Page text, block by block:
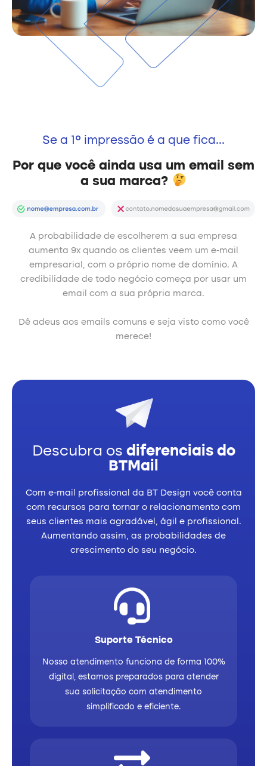
Se a 1º impressão é a que fica...
Por que você ainda usa um email sem
a sua marca?
A probabilidade de escolherem a sua empresa
aumenta 9x quando os clientes veem um e-mail
empresarial, com o próprio nome de domínio. A
credibilidade de todo negócio começa por usar um
email com a sua própria marca.
Dê adeus aos emails comuns e seja visto como você
merece!
Descubra os diferenciais do
BTMail
Com e-mail profissional da BT Design você conta
com recursos para tornar o relacionamento com
seus clientes mais agradável, ágil e profissional.
Aumentando assim, as probabilidades de
crescimento do seu negócio.
Suporte Técnico
Nosso atendimento funciona de forma 100%
digital, estamos preparados para atender
sua solicitação com atendimento
simplificado e eficiente.